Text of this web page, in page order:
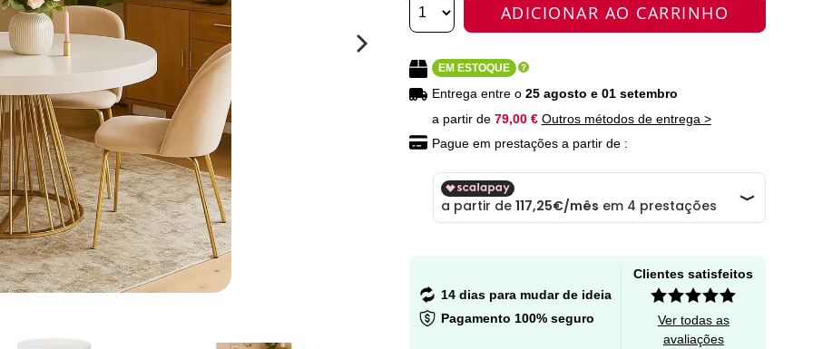
ADICIONAR AO CARRINHO
EM ESTOQUE
Entrega entre o 25 agosto e 01 setembro
a partir de 79,00 € Outros métodos de entrega >
Pague em prestações a partir de :
14 dias para mudar de ideia
Pagamento 100% seguro
Clientes satisfeitos
Ver todas as
avaliações